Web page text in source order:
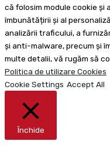
că folosim module cookie și
îmbunătățirii și al
analizării traficului, a
și anti-malware, precum și
multe detalii, vă rugăm să
Politica de utilizare Cookies
Cookie Settings Accept All
Închide